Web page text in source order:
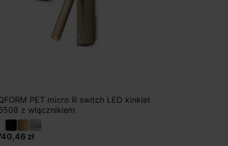
PET micro R switch LED kinkiet
z włącznikiem
zł